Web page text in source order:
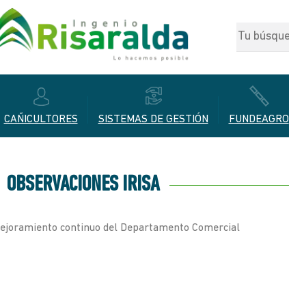
CAÑICULTORES SISTEMAS DE GESTIÓN FUNDEAGRO
OBSERVACIONES IRISA
continuo del Departamento Comercial